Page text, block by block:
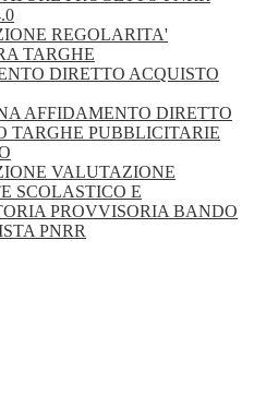
REGOLARITA'
TARGHE
DIRETTO ACQUISTO
AFFIDAMENTO DIRETTO
TARGHE PUBBLICITARIE
VALUTAZIONE
SCOLASTICO E
PROVVISORIA BANDO
PNRR